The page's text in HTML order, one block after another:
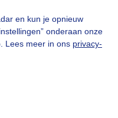
en kun je opnieuw
onderaan onze
Lees meer in ons privacy-